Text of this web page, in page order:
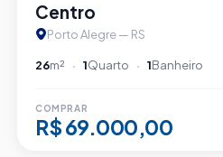
Centro
Porto Alegre — RS
26m² 1Quarto 1Banheiro
COMPRAR
R$ 69.000,00